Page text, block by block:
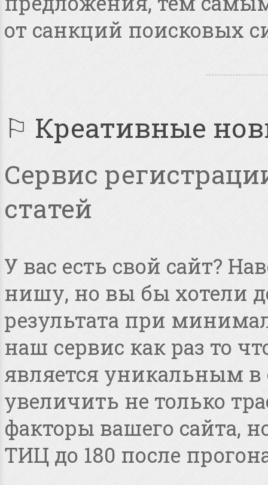
от санкций поисковых
⚐ Креативные
Сервис
статей
У вас есть свой сайт?
нишу, но вы бы хотели
результата при
наш сервис как раз то
является уникальным в
увеличить не только
факторы вашего сайта,
ТИЦ до 180 после